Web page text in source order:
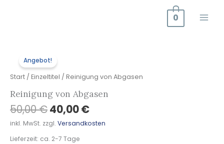
0
Angebot!
Start / Einzeltitel / Reinigung von Abgasen
Reinigung von Abgasen
50,00€
Preis
war:
40,00€
ist:
inkl. MwSt. zzgl. Versandkosten
Lieferzeit: ca. 2-7 Tage
von
Abgasen